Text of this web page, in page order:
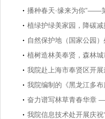
播种春天·缘来为你”——
植绿护绿美家园，降碳
自然保护地（国家公园
植树造林美奉贤，森林
我院赴上海市奉贤区开
我院编制的《黑龙江多
奋力谱写林草青春华章
我院信息技术处开展庆祝